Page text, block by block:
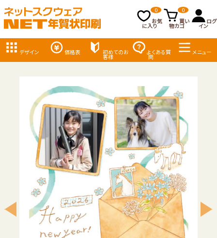
お気
に入り
0
買い
物カゴ
0
ログ
イン
デザイン 価格表 初めてのお
客様
よくある質
問
メニュー